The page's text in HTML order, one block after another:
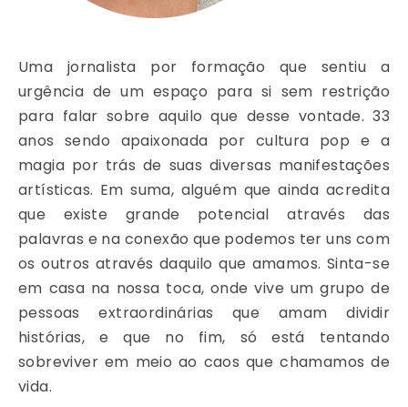
Uma jornalista por formação que sentiu a
urgência de um espaço para si sem restrição
para falar sobre aquilo que desse vontade. 33
anos sendo apaixonada por cultura pop e a
magia por trás de suas diversas manifestações
artísticas. Em suma, alguém que ainda acredita
que existe grande potencial através das
palavras e na conexão que podemos ter uns com
os outros através daquilo que amamos. Sinta-se
em casa na nossa toca, onde vive um grupo de
pessoas extraordinárias que amam dividir
histórias, e que no fim, só está tentando
sobreviver em meio ao caos que chamamos de
vida.